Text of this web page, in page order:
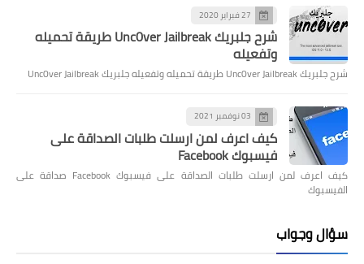
27 فبراير 2020
شرح جلبريك Unc0ver Jailbreak طريقة تحميله
وتفعيله
شرح جلبريك Unc0ver Jailbreak طريقة تحميله وتفعيله جلبريك Unc0ver Jailbreak
03 نوفمبر 2021
كيف اعرف لمن ارسلت طلبات الصداقة على
فيسبوك Facebook
كيف اعرف لمن ارسلت طلبات الصداقة على فيسبوك Facebook صداقة على
الفيسبوك
سؤال وجواب